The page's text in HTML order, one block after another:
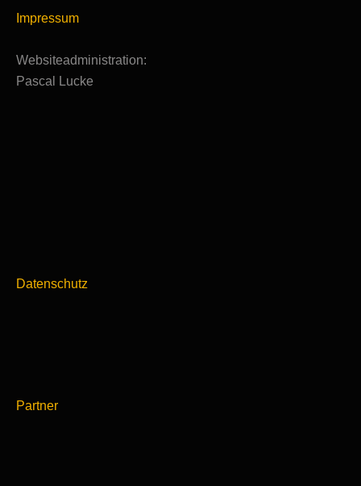
Impressum
Websiteadministration:
Pascal Lucke
Datenschutz
Partner